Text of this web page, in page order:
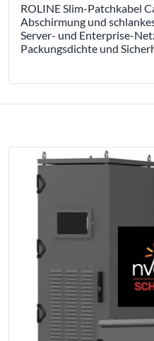
ROLINE Slim-Patchkabel
Abschirmung und
Server- und Enterprise-
Packungsdichte und